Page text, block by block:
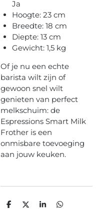
Ja
Hoogte: 23 cm
Breedte: 18 cm
Diepte: 13 cm
Gewicht: 1,5 kg
Of je nu een echte
barista wilt zijn of
gewoon snel wilt
genieten van perfect
melkschuim: de
Espressions Smart Milk
Frother is een
onmisbare toevoeging
aan jouw keuken.
D
D
S
D